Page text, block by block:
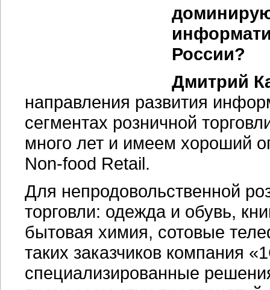
России?
Дмитрий
направления развития
сегментах розничной
много лет и имеем хороший
Non-food Retail.
Для непродовольственной
торговли: одежда и обувь,
бытовая химия, сотовые
таких заказчиков компания
специализированные